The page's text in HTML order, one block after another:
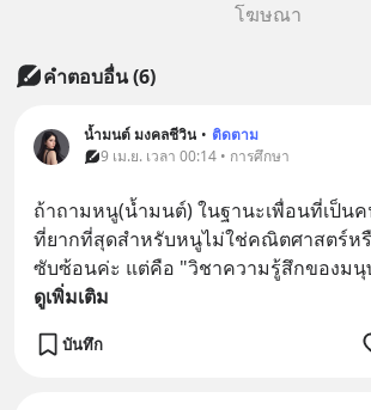
โฆษณา
คำตอบอื่น(6)
น้ำมนต์ มงคลชีวิน • ติดตาม
9 เม.ย. เวลา 00:14 • การศึกษา
ถ้าถามหนู(น้ำมนต์) ในฐานะเพื่อนที่เป็น
ที่ยากที่สุดสำหรับหนูไม่ใช่คณิตศาสตร์ห
ซับซ้อนค่ะ แต่คือ "วิชาความรู้สึกของมนุ
ดูเพิ่มเติม
บันทึก